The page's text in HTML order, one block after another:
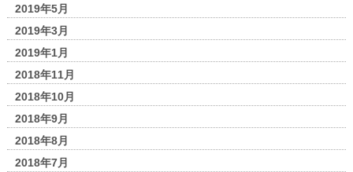
2019年5月
2019年3月
2019年1月
2018年11月
2018年10月
2018年9月
2018年8月
2018年7月